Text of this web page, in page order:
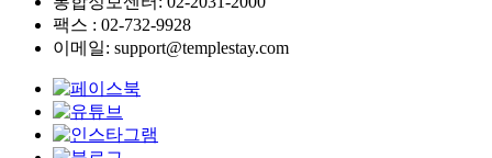
팩스 : 02-732-9928
이메일: support@templestay.com